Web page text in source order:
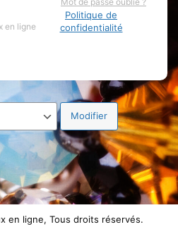
en ligne
Politique de
confidentialité
en ligne, Tous droits réservés.